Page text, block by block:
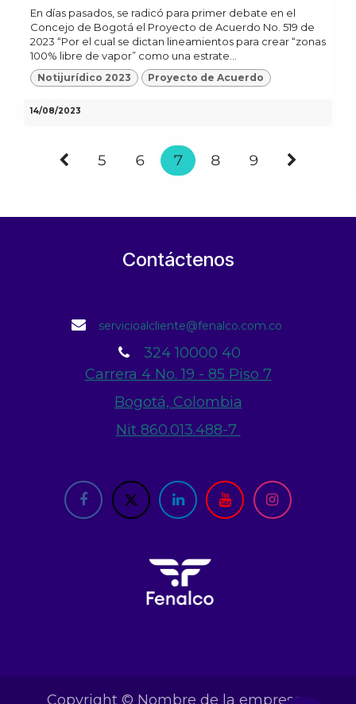
En días pasados, se radicó para primer debate en el
Concejo de Bogotá el Proyecto de Acuerdo No. 519 de
2023 “Por el cual se dictan lineamientos para crear “zonas
100% libre de vapor” como una estrate...
Notijurídico 2023 Proyecto de Acuerdo
14/08/2023
5 6 7 8 9
Contáctenos
servicioalcliente@fenalco.com.co
324 10000 40
Carrera 4 No. 19 - 85 Piso 7
Bogotá, Colombia
Nit 860.013.488-7
Copyright © Nombre de la empresa